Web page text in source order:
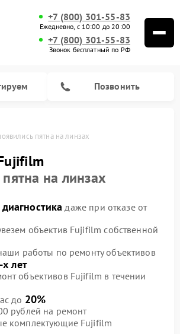
+7 (800) 301-55-83
Ежедневно, с 10:00 до 20:00
+7 (800) 301-55-83
Звонок бесплатный по РФ
Позвонить
пятна на линзах
на линзах
даже при отказе от
объектив Fujifilm собственной
работы по ремонту объективов
лет
объективов Fujifilm в течении
до 20%
рублей на ремонт
комплектующие Fujifilm